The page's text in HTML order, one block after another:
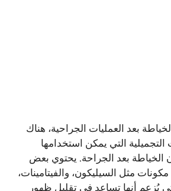
بعد العمليات الجراحية، هناك
التجميلية التي يمكن استخدامها
بعد الجراحة. يحتوي بعض
مثل السيليكون، والفيتامينات،
يُزعم أنها تساعد في تقليل ظهور